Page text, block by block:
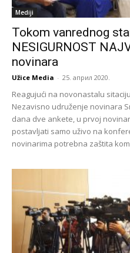
Mediji
Tokom vanrednog
NESIGURNOST
novinara
Užice Media - 25. април 2020.
Reagujući na novonastalu
Nezavisno udruženje novinara
dana dve ankete, u prvoj
postavljati samo uživo na
novinarima potrebna zaštita